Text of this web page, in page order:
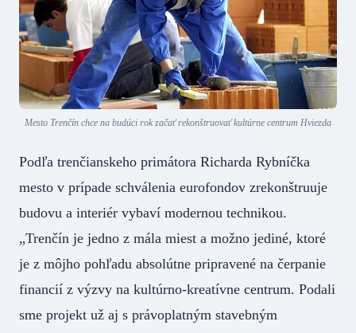
Mesto Trenčín chce na budúci rok začať rekonštruovať kultúrne centrum Hviezda
Podľa trenčianskeho primátora Richarda Rybníčka
mesto v prípade schválenia eurofondov zrekonštruuje
budovu a interiér vybaví modernou technikou.
„Trenčín je jedno z mála miest a možno jediné, ktoré
je z môjho pohľadu absolútne pripravené na čerpanie
financií z výzvy na kultúrno-kreatívne centrum. Podali
sme projekt už aj s právoplatným stavebným